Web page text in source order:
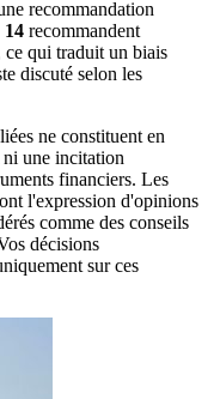
recommandation
14 recommandent
ce qui traduit un biais
discuté selon les
ne constituent en
ni une incitation
financiers. Les
l'expression d'opinions
comme des conseils
décisions
sur ces